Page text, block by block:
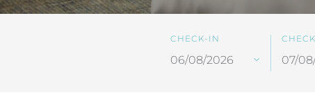
CHECK-IN